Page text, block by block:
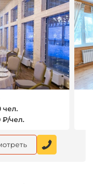
чел.
₽/чел.